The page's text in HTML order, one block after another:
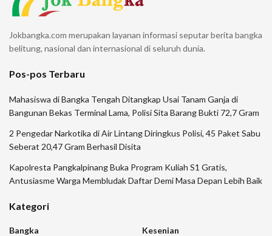
Jokbangka.com merupakan layanan informasi seputar berita bangka
belitung, nasional dan internasional di seluruh dunia.
Pos-pos Terbaru
Mahasiswa di Bangka Tengah Ditangkap Usai Tanam Ganja di
Bangunan Bekas Terminal Lama, Polisi Sita Barang Bukti 72,7 Gram
2 Pengedar Narkotika di Air Lintang Diringkus Polisi, 45 Paket Sabu
Seberat 20,47 Gram Berhasil Disita
Kapolresta Pangkalpinang Buka Program Kuliah S1 Gratis,
Antusiasme Warga Membludak Daftar Demi Masa Depan Lebih Baik
Kategori
Bangka
Kesenian